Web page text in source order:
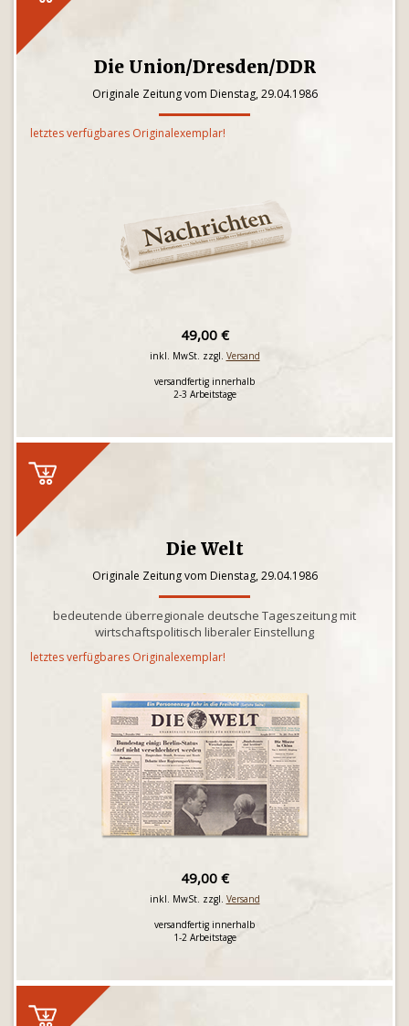
Die Union/Dresden/DDR
Originale Zeitung vom Dienstag, 29.04.1986
letztes verfügbares Originalexemplar!
49,00 €
inkl. MwSt. zzgl. Versand
versandfertig innerhalb
2-3 Arbeitstage
Die Welt
Originale Zeitung vom Dienstag, 29.04.1986
bedeutende überregionale deutsche Tageszeitung mit
wirtschaftspolitisch liberaler Einstellung
letztes verfügbares Originalexemplar!
49,00 €
inkl. MwSt. zzgl. Versand
versandfertig innerhalb
1-2 Arbeitstage